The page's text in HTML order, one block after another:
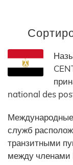
national des
служб
транзитными
между членами